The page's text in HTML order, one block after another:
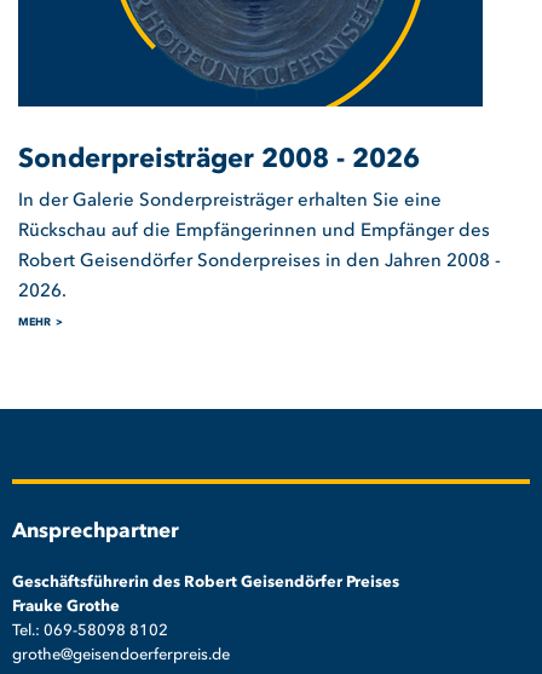
Sonderpreisträger 2008 - 2026
In der Galerie Sonderpreisträger erhalten Sie eine
Rückschau auf die Empfängerinnen und Empfänger des
Robert Geisendörfer Sonderpreises in den Jahren 2008 -
2026.
MEHR
Ansprechpartner
Geschäftsführerin des Robert Geisendörfer Preises
Frauke Grothe
Tel.: 069-58098 8102
grothe@geisendoerferpreis.de